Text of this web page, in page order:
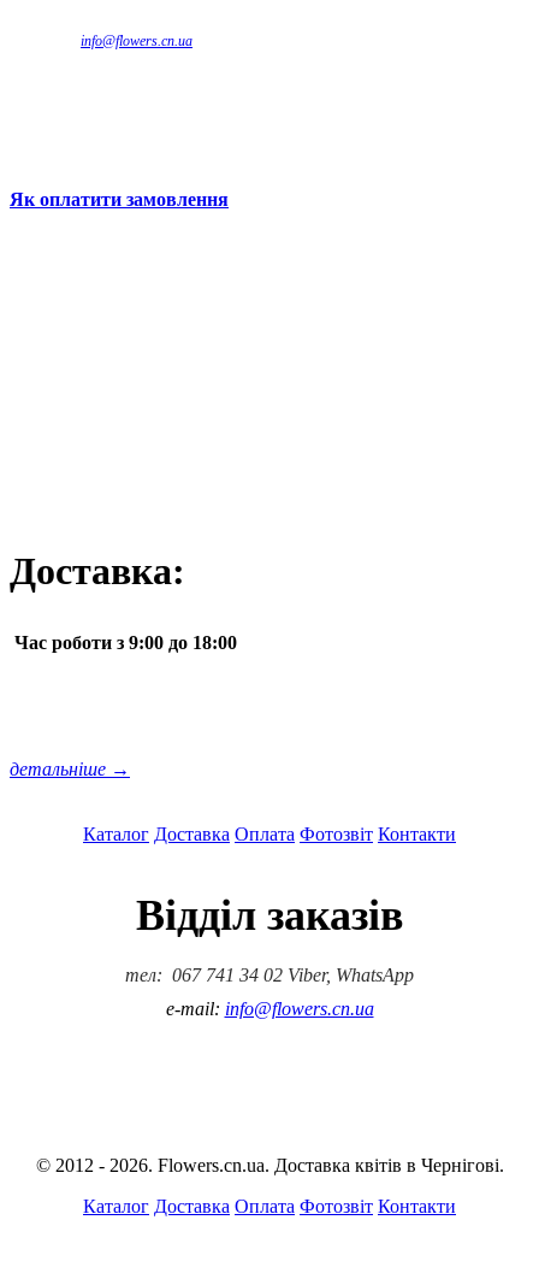
info@flowers.cn.ua
Як оплатити замовлення
Доставка:
Час роботи з 9:00 до 18:00
детальніше →
Каталог Доставка Оплата Фотозвіт Контакти
Відділ заказів
тел: 067 741 34 02 Viber, WhatsApp
e-mail: info@flowers.cn.ua
© 2012 - 2026. Flowers.cn.ua. Доставка квітів в Чернігові.
Каталог Доставка Оплата Фотозвіт Контакти